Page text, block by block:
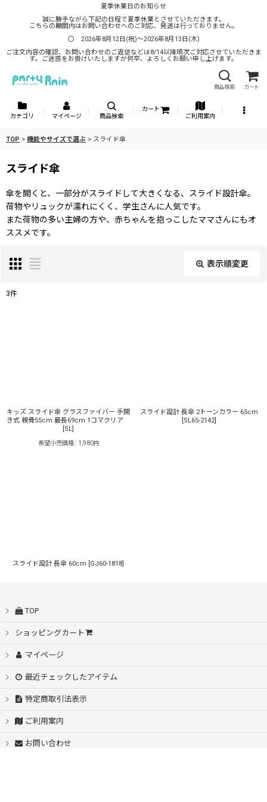
夏季休業日のお知らせ
誠に勝手ながら下記の日程で夏季休業とさせていただきます。
こちらの期間内はお問い合わせへのご対応、発送は行っておりません。
〇 2026年8月12日(祝)～2026年8月13日(木)
ご注文内容の確認、お問い合わせのご返信などは8/14以降順次ご対応させていただきま
す。ご迷惑をお掛けいたしますが何卒、よろしくお願い申し上げます。
商品検索 カート
カテゴリ マイページ 商品検索
カート
ご利用案内
TOP > 機能やサイズで選ぶ > スライド傘
スライド傘
傘を開くと、一部分がスライドして大きくなる、スライド設計傘。
荷物やリュックが濡れにくく、学生さんに人気です。
また荷物の多い主婦の方や、赤ちゃんを抱っこしたママさんにもオ
ススメです。
表示順変更
3件
キッズ スライド傘 グラスファイバー 手開
き式 親骨55cm 最長69cm 1コマクリア
[SL]
希望小売価格: 1,980円
スライド設計 長傘 2トーンカラー 65cm
[SL65-2142]
スライド設計 長傘 60cm [GJ60-1818]
TOP
ショッピングカート
マイページ
最近チェックしたアイテム
特定商取引法表示
ご利用案内
お問い合わせ